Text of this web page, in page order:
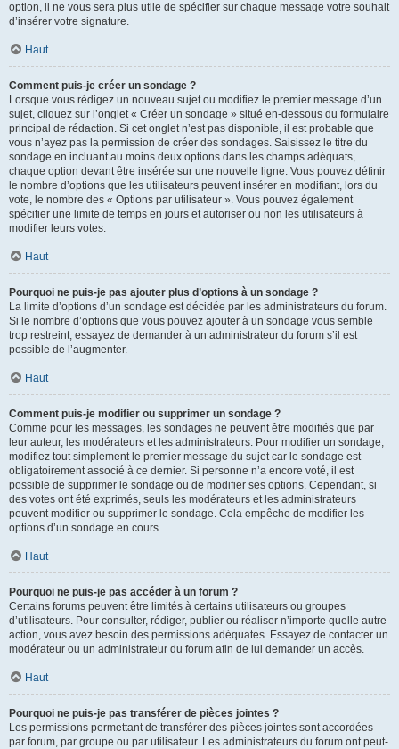
option, il ne vous sera plus utile de spécifier sur chaque message votre souhait
d’insérer votre signature.
Haut
Comment puis-je créer un sondage ?
Lorsque vous rédigez un nouveau sujet ou modifiez le premier message d’un
sujet, cliquez sur l’onglet « Créer un sondage » situé en-dessous du formulaire
principal de rédaction. Si cet onglet n’est pas disponible, il est probable que
vous n’ayez pas la permission de créer des sondages. Saisissez le titre du
sondage en incluant au moins deux options dans les champs adéquats,
chaque option devant être insérée sur une nouvelle ligne. Vous pouvez définir
le nombre d’options que les utilisateurs peuvent insérer en modifiant, lors du
vote, le nombre des « Options par utilisateur ». Vous pouvez également
spécifier une limite de temps en jours et autoriser ou non les utilisateurs à
modifier leurs votes.
Haut
Pourquoi ne puis-je pas ajouter plus d’options à un sondage ?
La limite d’options d’un sondage est décidée par les administrateurs du forum.
Si le nombre d’options que vous pouvez ajouter à un sondage vous semble
trop restreint, essayez de demander à un administrateur du forum s’il est
possible de l’augmenter.
Haut
Comment puis-je modifier ou supprimer un sondage ?
Comme pour les messages, les sondages ne peuvent être modifiés que par
leur auteur, les modérateurs et les administrateurs. Pour modifier un sondage,
modifiez tout simplement le premier message du sujet car le sondage est
obligatoirement associé à ce dernier. Si personne n’a encore voté, il est
possible de supprimer le sondage ou de modifier ses options. Cependant, si
des votes ont été exprimés, seuls les modérateurs et les administrateurs
peuvent modifier ou supprimer le sondage. Cela empêche de modifier les
options d’un sondage en cours.
Haut
Pourquoi ne puis-je pas accéder à un forum ?
Certains forums peuvent être limités à certains utilisateurs ou groupes
d’utilisateurs. Pour consulter, rédiger, publier ou réaliser n’importe quelle autre
action, vous avez besoin des permissions adéquates. Essayez de contacter un
modérateur ou un administrateur du forum afin de lui demander un accès.
Haut
Pourquoi ne puis-je pas transférer de pièces jointes ?
Les permissions permettant de transférer des pièces jointes sont accordées
par forum, par groupe ou par utilisateur. Les administrateurs du forum ont peut-